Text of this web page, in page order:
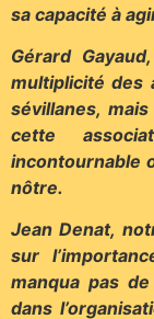
sa capacité à
Gérard
multiplicité des
sévillanes,
cette
incontournable
nôtre.
Jean Denat,
sur
manqua pas
dans